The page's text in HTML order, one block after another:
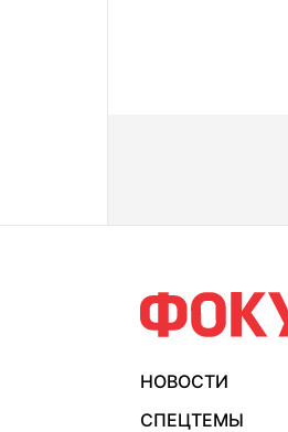
НОВОСТИ
СПЕЦТЕМЫ